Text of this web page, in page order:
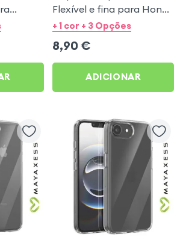
5G -
Flexível e fina para Honor
600 Smart - Mayaxess
+ 1 cor + 3 Opções
8,90 €
ADICIONAR